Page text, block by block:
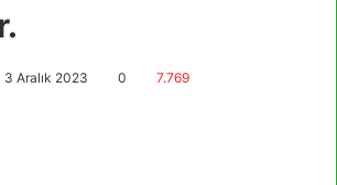
3 Aralık 2023 0 7.769